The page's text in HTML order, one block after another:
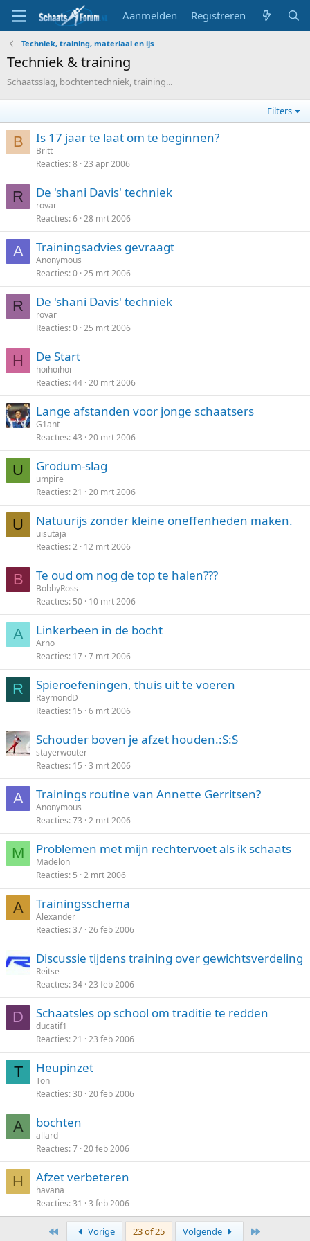
Aanmelden Registreren
Techniek, training, materiaal en ijs
Techniek & training
Schaatsslag, bochtentechniek, training...
Filters
B Is 17 jaar te laat om te beginnen?
Britt
Reacties 8 23 apr 2006
R De 'shani Davis' techniek
rovar
Reacties 6 28 mrt 2006
A Trainingsadvies gevraagt
Anonymous
Reacties 0 25 mrt 2006
R De 'shani Davis' techniek
rovar
Reacties 0 25 mrt 2006
H De Start
hoihoihoi
Reacties 44 20 mrt 2006
Lange afstanden voor jonge schaatsers
G1ant
Reacties 43 20 mrt 2006
U Grodum-slag
umpire
Reacties 21 20 mrt 2006
U Natuurijs zonder kleine oneffenheden maken.
uisutaja
Reacties 2 12 mrt 2006
B Te oud om nog de top te halen???
BobbyRoss
Reacties 50 10 mrt 2006
A Linkerbeen in de bocht
Arno
Reacties 17 7 mrt 2006
R Spieroefeningen, thuis uit te voeren
RaymondD
Reacties 15 6 mrt 2006
Schouder boven je afzet houden.:S:S
stayerwouter
Reacties 15 3 mrt 2006
A Trainings routine van Annette Gerritsen?
Anonymous
Reacties 73 2 mrt 2006
M Problemen met mijn rechtervoet als ik schaats
Madelon
Reacties 5 2 mrt 2006
A Trainingsschema
Alexander
Reacties 37 26 feb 2006
Discussie tijdens training over gewichtsverdeling
Reitse
Reacties 34 23 feb 2006
D Schaatsles op school om traditie te redden
ducatif1
Reacties 21 23 feb 2006
T Heupinzet
Ton
Reacties 30 20 feb 2006
A bochten
allard
Reacties 7 20 feb 2006
H Afzet verbeteren
havana
Reacties 31 3 feb 2006
Vorige 23 of 25 Volgende